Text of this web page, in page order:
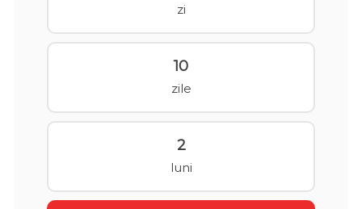
zi
10
zile
2
luni